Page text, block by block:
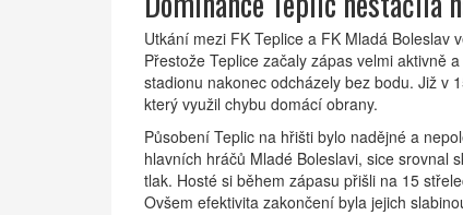
Utkání mezi FK Teplice a FK Mladá Boleslav
Přestože Teplice začaly zápas velmi aktivně
stadionu nakonec odcházely bez bodu. Již v
který využil chybu domácí obrany.
Působení Teplic na hřišti bylo nadějné a
hlavních hráčů Mladé Boleslavi, sice srovnal
tlak. Hosté si během zápasu přišli na 15
Ovšem efektivita zakončení byla jejich